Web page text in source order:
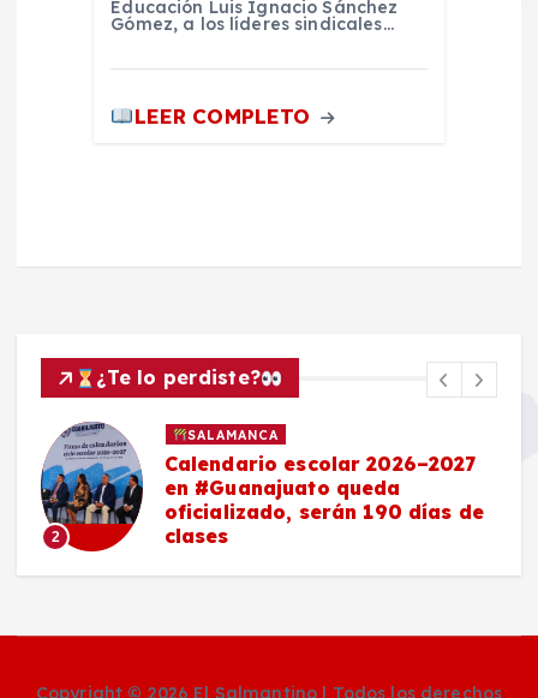
Educación Luis Ignacio Sánchez
Gómez, a los líderes sindicales…
LEER COMPLETO
¿Te lo perdiste?
2
SALAMANCA
Calendario escolar 2026–2027
en #Guanajuato queda
oficializado, serán 190 días de
clases
Copyright © 2026 El Salmantino | Todos los derechos